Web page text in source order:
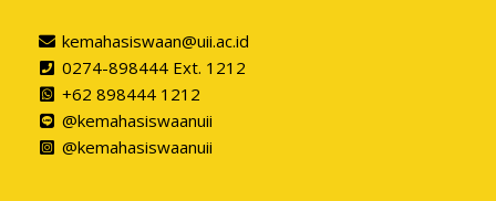
kemahasiswaan@uii.ac.id
0274-898444 Ext. 1212
+62 898444 1212
@kemahasiswaanuii
@kemahasiswaanuii